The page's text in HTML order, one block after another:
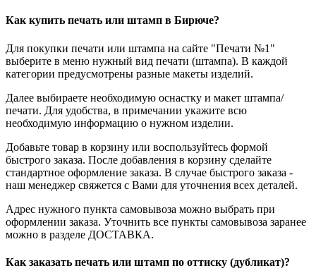
Как купить печать или штамп в Бирюче?
Для покупки печати или штампа на сайте "Печати №1"
выберите в меню нужный вид печати (штампа). В каждой
категории предусмотрены разные макеты изделий.
Далее выбираете необходимую оснастку и макет штампа/
печати. Для удобства, в примечании укажите всю
необходимую информацию о нужном изделии.
Добавьте товар в корзину или воспользуйтесь формой
быстрого заказа. После добавления в корзину сделайте
стандартное оформление заказа. В случае быстрого заказа -
наш менеджер свяжется с Вами для уточнения всех деталей.
Адрес нужного пункта самовывоза можно выбрать при
оформлении заказа. Уточнить все пункты самовывоза заранее
можно в разделе ДОСТАВКА.
Как заказать печать или штамп по оттиску (дубликат)?